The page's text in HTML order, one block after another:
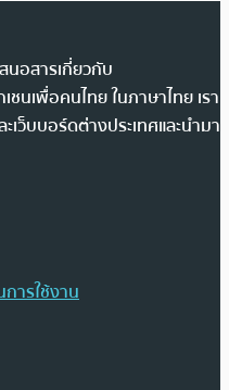
นอสารเกี่ยวกับ
ชนเพื่อคนไทย ในภาษาไทย เรา
ว็บบอร์ดต่างประเทศและนำมา
ารใช้งาน